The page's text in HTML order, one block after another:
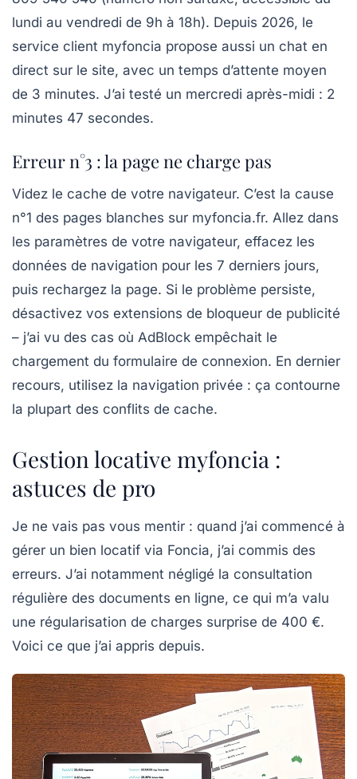
lundi au vendredi de 9h à 18h). Depuis 2026, le
service client myfoncia propose aussi un chat en
direct sur le site, avec un temps d’attente moyen
de 3 minutes. J’ai testé un mercredi après-midi : 2
minutes 47 secondes.
Erreur n°3 : la page ne charge pas
Videz le cache de votre navigateur. C’est la cause
n°1 des pages blanches sur myfoncia.fr. Allez dans
les paramètres de votre navigateur, effacez les
données de navigation pour les 7 derniers jours,
puis rechargez la page. Si le problème persiste,
désactivez vos extensions de bloqueur de publicité
– j’ai vu des cas où AdBlock empêchait le
chargement du formulaire de connexion. En dernier
recours, utilisez la navigation privée : ça contourne
la plupart des conflits de cache.
Gestion locative myfoncia :
astuces de pro
Je ne vais pas vous mentir : quand j’ai commencé à
gérer un bien locatif via Foncia, j’ai commis des
erreurs. J’ai notamment négligé la consultation
régulière des documents en ligne, ce qui m’a valu
une régularisation de charges surprise de 400 €.
Voici ce que j’ai appris depuis.